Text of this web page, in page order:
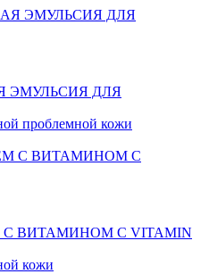
ДЛЯ
проблемной кожи
ВИТАМИНОМ С VITAMIN
кожи